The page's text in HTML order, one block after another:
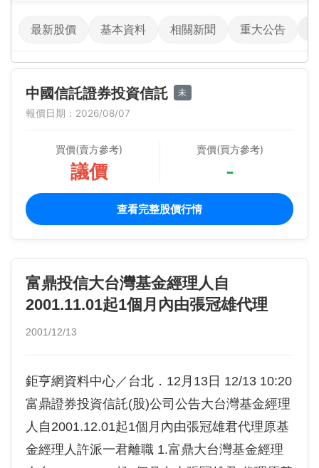
最新股價 基本資料 相關新聞 重大公告
中國信託證券投資信託 未
報價日期：2026/08/07
買價(賣方參考)
議價
賣價(買方參考)
-
查看完整股價行情
富鼎投信大台灣基金經理人自
2001.11.01起1個月內由張冠雄代理
2001/12/13
鉅亨網資料中心／台北．12月13日 12/13 10:20
富鼎證券投資信託(股)公司公告大台灣基金經理
人自2001.12.01起1個月內由張冠雄君代理原基
金經理人許派一君離職 1.富鼎大台灣基金經理